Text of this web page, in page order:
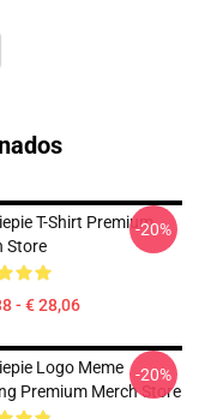
T-Shirt Premium
Store
- € 28,06
-20%
Logo Meme
Premium Merch Store
-20%